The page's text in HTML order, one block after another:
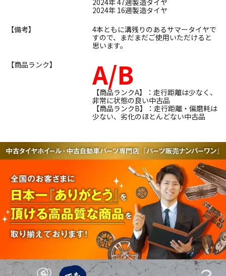
2024年 16週製造タイヤ
【備考】
4本ともに溝残りのあるサマータイヤで
すので、まだまだご使用いただけると
思います。
【商品ランク】
A/B
【商品ランクA】：走行距離は少なく、
非常に状態の良い中古品
【商品ランクB】：走行距離・偏磨耗は
少ない、劣化のほとんどない中古品